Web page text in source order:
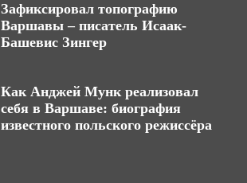
Зафиксировал топографию
Варшавы – писатель Исаак-
Башевис Зингер
Как Анджей Мунк реализовал
себя в Варшаве: биография
известного польского режиссёра